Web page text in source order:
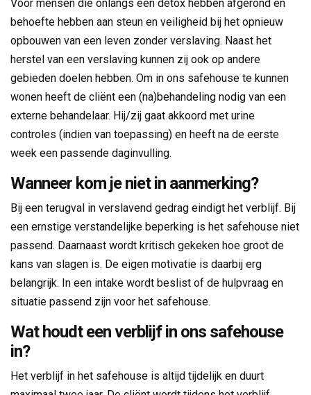
Voor mensen die onlangs een detox hebben afgerond en
behoefte hebben aan steun en veiligheid bij het opnieuw
opbouwen van een leven zonder verslaving. Naast het
herstel van een verslaving kunnen zij ook op andere
gebieden doelen hebben. Om in ons safehouse te kunnen
wonen heeft de cliënt een (na)behandeling nodig van een
externe behandelaar. Hij/zij gaat akkoord met urine
controles (indien van toepassing) en heeft na de eerste
week een passende daginvulling.
Wanneer kom je niet in aanmerking?
Bij een terugval in verslavend gedrag eindigt het verblijf. Bij
een ernstige verstandelijke beperking is het safehouse niet
passend. Daarnaast wordt kritisch gekeken hoe groot de
kans van slagen is. De eigen motivatie is daarbij erg
belangrijk. In een intake wordt beslist of de hulpvraag en
situatie passend zijn voor het safehouse.
Wat houdt een verblijf in ons safehouse
in?
Het verblijf in het safehouse is altijd tijdelijk en duurt